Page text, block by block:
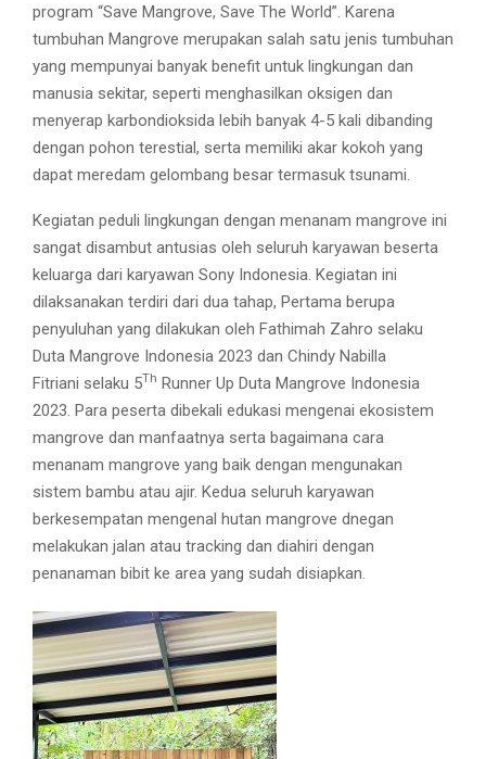
program “Save Mangrove, Save The World”. Karena
tumbuhan Mangrove merupakan salah satu jenis tumbuhan
yang mempunyai banyak benefit untuk lingkungan dan
manusia sekitar, seperti menghasilkan oksigen dan
menyerap karbondioksida lebih banyak 4-5 kali dibanding
dengan pohon terestial, serta memiliki akar kokoh yang
dapat meredam gelombang besar termasuk tsunami.
Kegiatan peduli lingkungan dengan menanam mangrove ini
sangat disambut antusias oleh seluruh karyawan beserta
keluarga dari karyawan Sony Indonesia. Kegiatan ini
dilaksanakan terdiri dari dua tahap, Pertama berupa
penyuluhan yang dilakukan oleh Fathimah Zahro selaku
Duta Mangrove Indonesia 2023 dan Chindy Nabilla
Fitriani selaku 5Th Runner Up Duta Mangrove Indonesia
2023. Para peserta dibekali edukasi mengenai ekosistem
mangrove dan manfaatnya serta bagaimana cara
menanam mangrove yang baik dengan mengunakan
sistem bambu atau ajir. Kedua seluruh karyawan
berkesempatan mengenal hutan mangrove dnegan
melakukan jalan atau tracking dan diahiri dengan
penanaman bibit ke area yang sudah disiapkan.